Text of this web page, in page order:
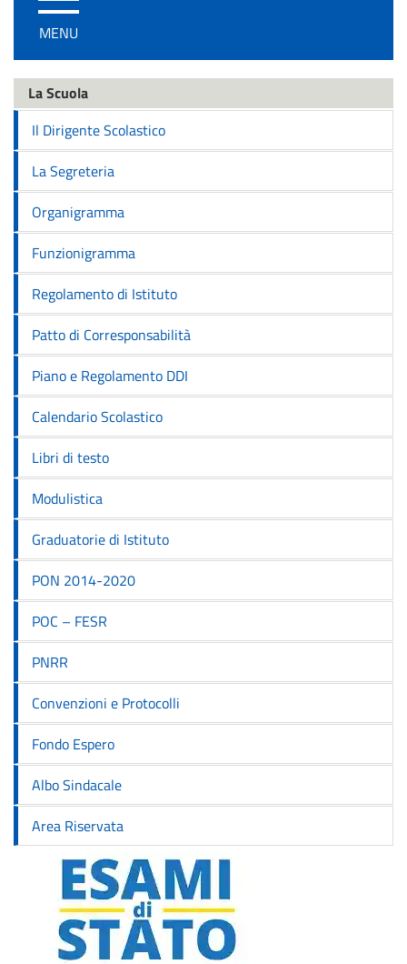
/
disattiva
navigazione
MENU
La Scuola
Il Dirigente Scolastico
La Segreteria
Organigramma
Funzionigramma
Regolamento di Istituto
Patto di Corresponsabilità
Piano e Regolamento DDI
Calendario Scolastico
Libri di testo
Modulistica
Graduatorie di Istituto
PON 2014-2020
POC – FESR
PNRR
Convenzioni e Protocolli
Fondo Espero
Albo Sindacale
Area Riservata